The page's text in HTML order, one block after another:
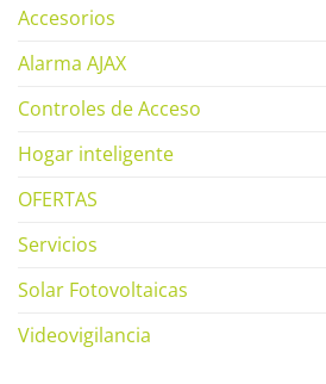
Accesorios
Alarma AJAX
Controles de Acceso
Hogar inteligente
OFERTAS
Servicios
Solar Fotovoltaicas
Videovigilancia